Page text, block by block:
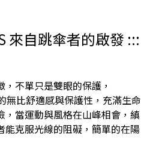
來自跳傘者的啟發 :::
不單只是雙眼的保護，
無比舒適感與保護性，充滿生命
，當運動與風格在山峰相會，縝
能克服光線的阻礙，簡單的在陽